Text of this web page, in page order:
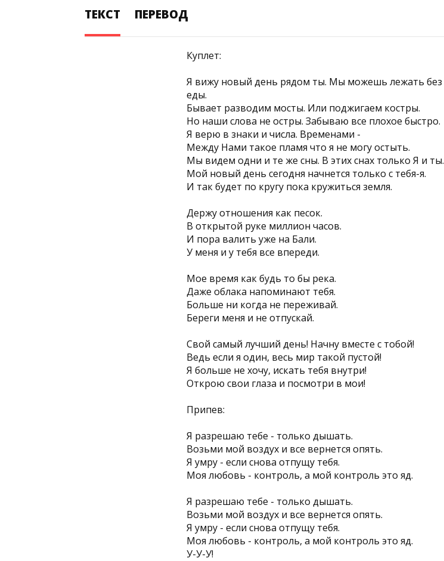
ТЕКСТ
ПЕРЕВОД
Куплет:
Я вижу новый день рядом ты. Мы можешь лежать без
еды.
Бывает разводим мосты. Или поджигаем костры.
Но наши слова не остры. Забываю все плохое быстро.
Я верю в знаки и числа. Временами -
Между Нами такое пламя что я не могу остыть.
Мы видем одни и те же сны. В этих снах только Я и ты.
Мой новый день сегодня начнется только с тебя-я.
И так будет по кругу пока кружиться земля.
Держу отношения как песок.
В открытой руке миллион часов.
И пора валить уже на Бали.
У меня и у тебя все впереди.
Мое время как будь то бы река.
Даже облака напоминают тебя.
Больше ни когда не переживай.
Береги меня и не отпускай.
Свой самый лучший день! Начну вместе с тобой!
Ведь если я один, весь мир такой пустой!
Я больше не хочу, искать тебя внутри!
Открою свои глаза и посмотри в мои!
Припев:
Я разрешаю тебе - только дышать.
Возьми мой воздух и все вернется опять.
Я умру - если снова отпущу тебя.
Моя любовь - контроль, а мой контроль это яд.
Я разрешаю тебе - только дышать.
Возьми мой воздух и все вернется опять.
Я умру - если снова отпущу тебя.
Моя любовь - контроль, а мой контроль это яд.
У-У-У!